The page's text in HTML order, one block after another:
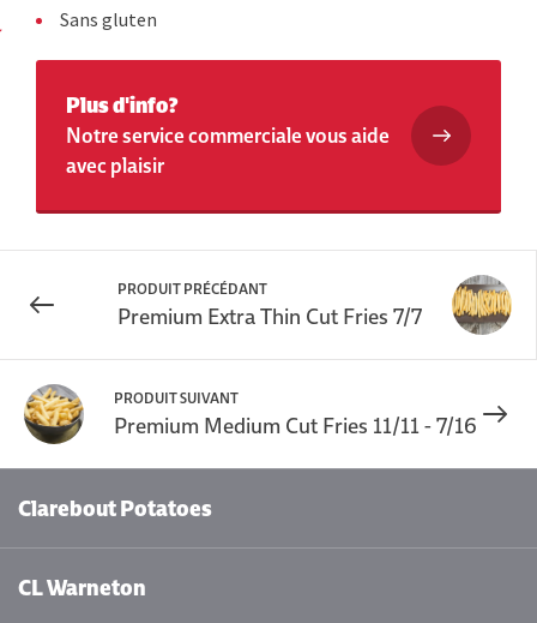
Sans gluten
Plus d'info?
Notre service commerciale vous aide
avec plaisir
PRODUIT PRÉCÉDANT
Premium Extra Thin Cut Fries 7/7
PRODUIT SUIVANT
Premium Medium Cut Fries 11/11 - 7/16
Clarebout Potatoes
CL Warneton